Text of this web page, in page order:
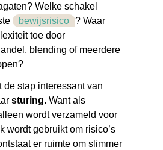
Welke schakel
bewijsrisico ? Waar
toe door
blending of meerdere
de stap interessant van
sturing. Want als
wordt verzameld voor
wordt gebruikt om risico’s
er ruimte om slimmer